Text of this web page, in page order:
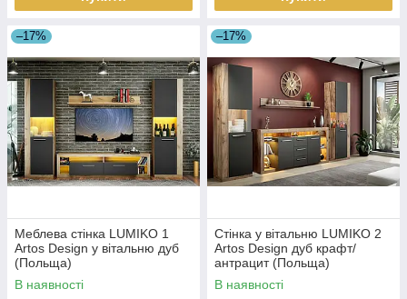
–17%
Меблева стінка LUMIKO 1
Artos Design у вітальню дуб
(Польща)
В наявності
–17%
Стінка у вітальню LUMIKO 2
Artos Design дуб крафт/
антрацит (Польща)
В наявності